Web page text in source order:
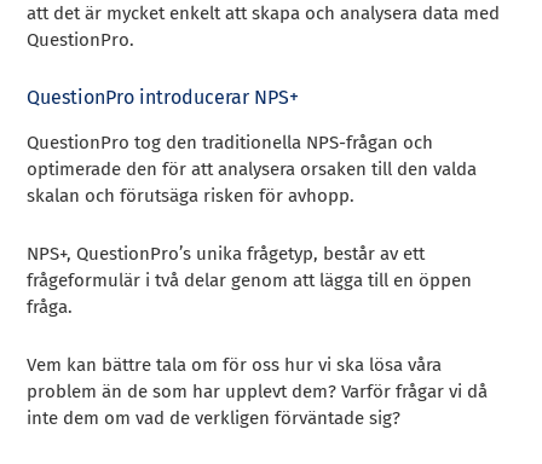
att det är mycket enkelt att skapa och analysera data med
QuestionPro.
QuestionPro introducerar NPS+
QuestionPro tog den traditionella NPS-frågan och
optimerade den för att analysera orsaken till den valda
skalan och förutsäga risken för avhopp.
NPS+, QuestionPro’s unika frågetyp, består av ett
frågeformulär i två delar genom att lägga till en öppen
fråga.
Vem kan bättre tala om för oss hur vi ska lösa våra
problem än de som har upplevt dem? Varför frågar vi då
inte dem om vad de verkligen förväntade sig?